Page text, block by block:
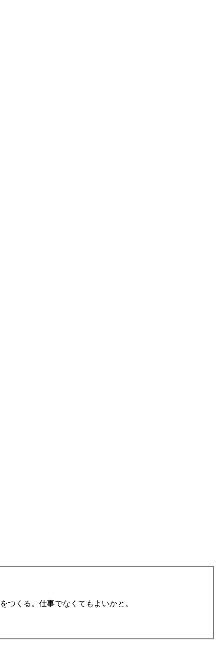
つくる。仕事でなくてもよいかと。